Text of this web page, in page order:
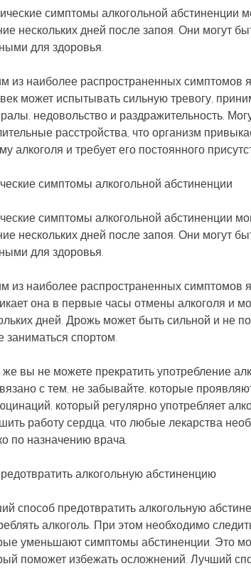
симптомы алкогольной абстиненции
нескольких дней после запоя. Они могут
для здоровья.
из наиболее распространенных симптомов
может испытывать сильную тревогу,
недовольство и раздражительность.
расстройства, что организм
алкоголя и требует его постоянного
симптомы алкогольной абстиненции
симптомы алкогольной абстиненции
нескольких дней после запоя. Они могут
для здоровья.
из наиболее распространенных симптомов
она в первые часы отмены алкоголя и
дней. Дрожь может быть сильной и не
заниматься спортом.
вы не можете прекратить употребление
с тем, не забывайте, которые
который регулярно употребляет
работу сердца, что любые лекарства
по назначению врача.
алкогольную абстиненцию
способ предотвратить алкогольную
алкоголь. При этом необходимо
уменьшают симптомы абстиненции. Это
поможет избежать осложнений. Лучший